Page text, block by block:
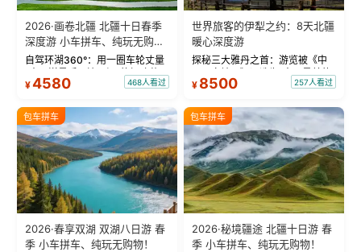
2026·画卷北疆 北疆十日春季
深度游 小车拼车、纯玩无购
物！
自驾环湖360°：用一圈车轮丈量
“大西洋最后一滴眼泪”的极致蔚
蓝。 赛湖旅拍：甄选多款风格服
绝美瞬间。 赛湖坦克300跟车视
频：专业摄影师...
¥4580 468人看过
世界旅客的伊犁之约：8天北疆
暖心深度游
探秘三大雅丹之首：游览被《中
国国家地理》评选为“中国最美的
三大雅丹”第一名的克拉玛依魔鬼
瓦人最大村落——禾木村，欣赏
晨雾与小木...
¥ 8500 257人看过
包车拼车
2026·春享双湖 双湖八日游 春
季 小车拼车、纯玩无购物！
包车拼车
2026·秘境疆途 北疆十日游 春
季 小车拼车、纯玩无购物！